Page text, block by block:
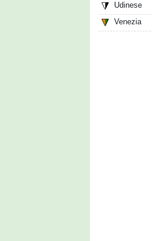
Udinese
Venezia